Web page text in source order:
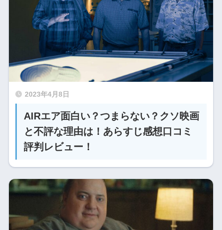
2023年4月8日
AIRエア面白い？つまらない？クソ映画
と不評な理由は！あらすじ感想口コミ
評判レビュー！